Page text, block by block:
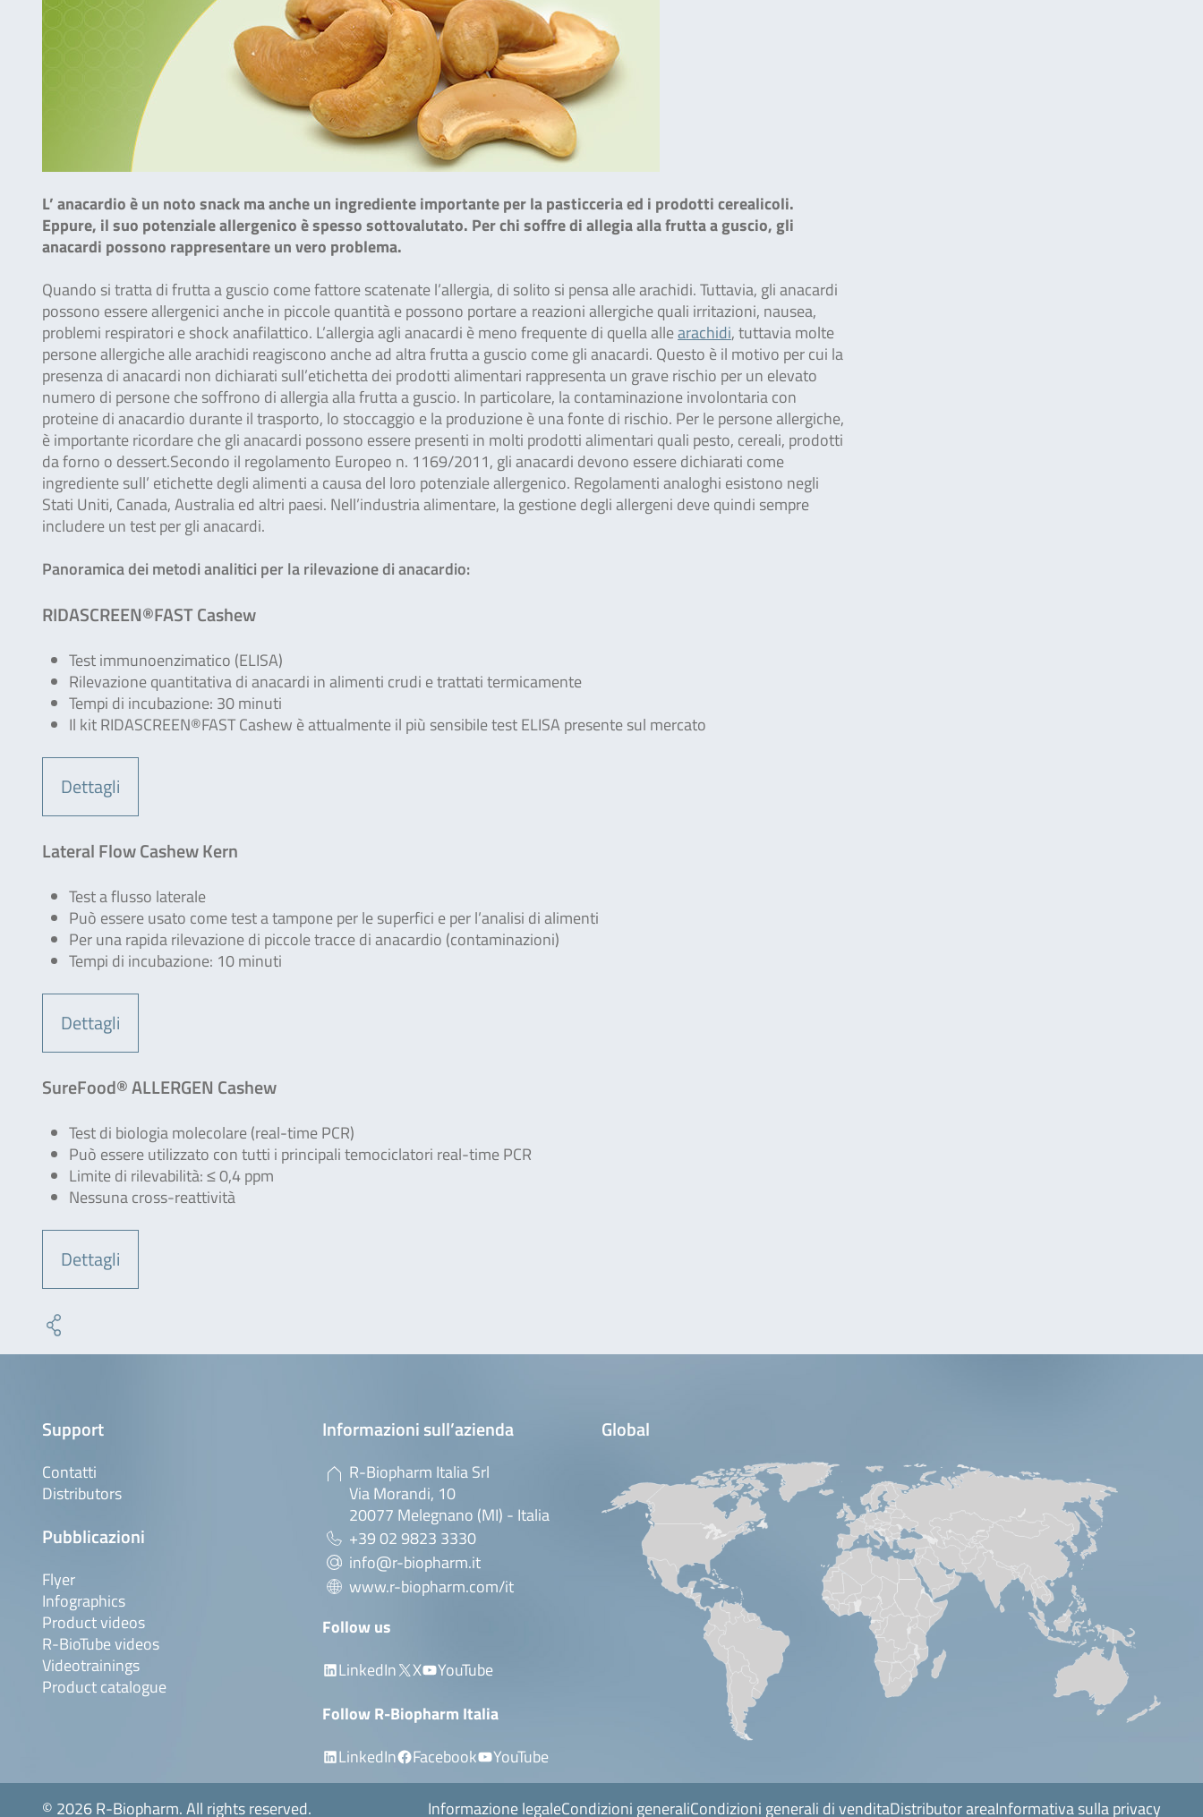
L’ anacardio è un noto snack ma anche un ingrediente importante per la pasticceria ed i prodotti cerealicoli.
Eppure, il suo potenziale allergenico è spesso sottovalutato. Per chi soffre di allegia alla frutta a guscio, gli
anacardi possono rappresentare un vero problema.
Quando si tratta di frutta a guscio come fattore scatenate l’allergia, di solito si pensa alle arachidi. Tuttavia, gli anacardi
possono essere allergenici anche in piccole quantità e possono portare a reazioni allergiche quali irritazioni, nausea,
problemi respiratori e shock anafilattico. L’allergia agli anacardi è meno frequente di quella allearachidi, tuttavia molte
persone allergiche alle arachidi reagiscono anche ad altra frutta a guscio come gli anacardi. Questo è il motivo per cui la
presenza di anacardi non dichiarati sull’etichetta dei prodotti alimentari rappresenta un grave rischio per un elevato
numero di persone che soffrono di allergia alla frutta a guscio. In particolare, la contaminazione involontaria con
proteine di anacardio durante il trasporto, lo stoccaggio e la produzione è una fonte di rischio. Per le persone allergiche,
è importante ricordare che gli anacardi possono essere presenti in molti prodotti alimentari quali pesto, cereali, prodotti
da forno o dessert.Secondo il regolamento Europeo n. 1169/2011, gli anacardi devono essere dichiarati come
ingrediente sull’ etichette degli alimenti a causa del loro potenziale allergenico. Regolamenti analoghi esistono negli
Stati Uniti, Canada, Australia ed altri paesi. Nell’industria alimentare, la gestione degli allergeni deve quindi sempre
includere un test per gli anacardi.
Panoramica dei metodi analitici per la rilevazione di anacardio:
RIDASCREEN®FAST Cashew
Test immunoenzimatico (ELISA)
Rilevazione quantitativa di anacardi in alimenti crudi e trattati termicamente
Tempi di incubazione: 30 minuti
Il kit RIDASCREEN®FAST Cashew è attualmente il più sensibile test ELISA presente sul mercato
Dettagli
Lateral Flow Cashew Kern
Test a flusso laterale
Può essere usato come test a tampone per le superfici e per l’analisi di alimenti
Per una rapida rilevazione di piccole tracce di anacardio (contaminazioni)
Tempi di incubazione: 10 minuti
Dettagli
SureFood® ALLERGEN Cashew
Test di biologia molecolare (real-time PCR)
Può essere utilizzato con tutti i principali temociclatori real-time PCR
Limite di rilevabilità: ≤ 0,4 ppm
Nessuna cross-reattività
Dettagli
Support
Contatti
Distributors
Pubblicazioni
Flyer
Infographics
Product videos
R-BioTube videos
Videotrainings
Product catalogue
Informazioni sull’azienda
R-Biopharm Italia Srl
Via Morandi, 10
20077 Melegnano (MI) - Italia
+39 02 9823 3330
info@r-biopharm.it
www.r-biopharm.com/it
Follow us
LinkedIn
X
YouTube
Follow R-Biopharm Italia
LinkedIn
Facebook YouTube
Global
© 2026 R-Biopharm. All rights reserved. Informazione legaleCondizioni generaliCondizioni generali di venditaDistributor areaInformativa sulla privacy